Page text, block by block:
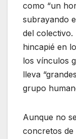
como “un
subrayando
del
hincapié en
los vínculos
lleva
grupo
Aunque no
concretos de